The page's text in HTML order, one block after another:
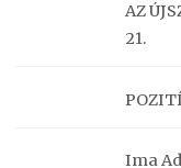
AZ
21.
Ima